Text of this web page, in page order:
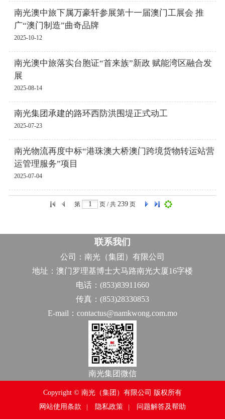
南光澳中旅下属万豪轩参展第十一届澳门工展会 推
广“澳门制造”曲奇品牌
2025-10-12
南光澳中旅落实台胞证“首来族”新政 赋能湾区融合发
展
2025-08-14
南光集团承建的路环西防洪围堤正式动工
2025-07-23
南光物流再度中标“港珠澳大桥澳门跨境货物转运站营
运管理服务”项目
2025-07-04
第 页 / 共 239 页
联系我们
公司：南光（集团）有限公司
地址：澳门罗理基博士大马路南光大厦16字楼
电话：(853)83911660
传真：(853)28330853
E-mail：contactus@namkwong.com.mo
南光集团微信
Copyright © 南光（集团）有限公司 版权所有
网站使用条款
| 隐私政策 | 问题解答及帮助